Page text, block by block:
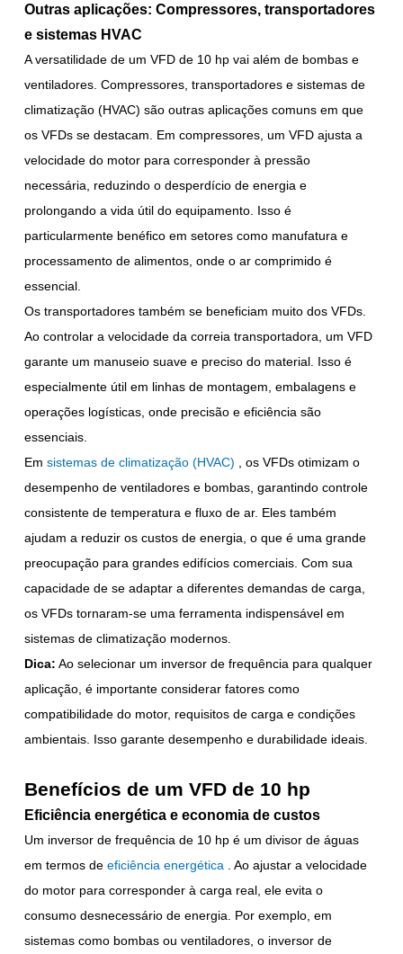
Outras aplicações: Compressores, transportadores
e sistemas HVAC
A versatilidade de um VFD de 10 hp vai além de bombas e
ventiladores. Compressores, transportadores e sistemas de
climatização (HVAC) são outras aplicações comuns em que
os VFDs se destacam. Em compressores, um VFD ajusta a
velocidade do motor para corresponder à pressão
necessária, reduzindo o desperdício de energia e
prolongando a vida útil do equipamento. Isso é
particularmente benéfico em setores como manufatura e
processamento de alimentos, onde o ar comprimido é
essencial.
Os transportadores também se beneficiam muito dos VFDs.
Ao controlar a velocidade da correia transportadora, um VFD
garante um manuseio suave e preciso do material. Isso é
especialmente útil em linhas de montagem, embalagens e
operações logísticas, onde precisão e eficiência são
essenciais.
Em sistemas de climatização (HVAC) , os VFDs otimizam o
desempenho de ventiladores e bombas, garantindo controle
consistente de temperatura e fluxo de ar. Eles também
ajudam a reduzir os custos de energia, o que é uma grande
preocupação para grandes edifícios comerciais. Com sua
capacidade de se adaptar a diferentes demandas de carga,
os VFDs tornaram-se uma ferramenta indispensável em
sistemas de climatização modernos.
Dica: Ao selecionar um inversor de frequência para qualquer
aplicação, é importante considerar fatores como
compatibilidade do motor, requisitos de carga e condições
ambientais. Isso garante desempenho e durabilidade ideais.
Benefícios de um VFD de 10 hp
Eficiência energética e economia de custos
Um inversor de frequência de 10 hp é um divisor de águas
em termos de eficiência energética . Ao ajustar a velocidade
do motor para corresponder à carga real, ele evita o
consumo desnecessário de energia. Por exemplo, em
sistemas como bombas ou ventiladores, o inversor de